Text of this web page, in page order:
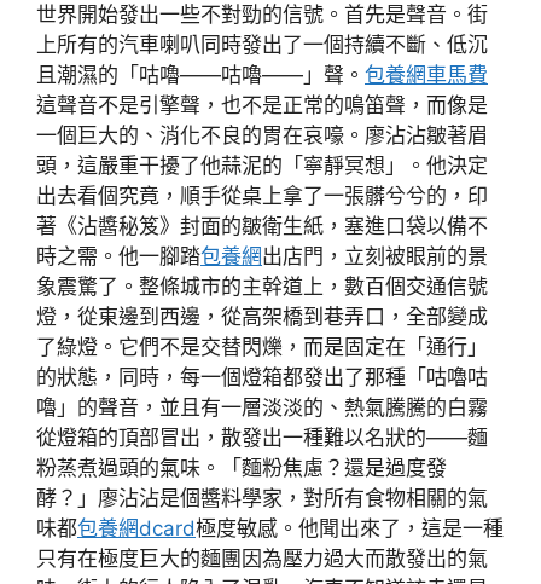
世界開始發出一些不對勁的信號。首先是聲音。街
上所有的汽車喇叭同時發出了一個持續不斷、低沉
且潮濕的「咕嚕——咕嚕——」聲。 包養網車馬費
這聲音不是引擎聲，也不是正常的鳴笛聲，而像是
一個巨大的、消化不良的胃在哀嚎。廖沾沾皺著眉
頭，這嚴重干擾了他蒜泥的「寧靜冥想」。他決定
出去看個究竟，順手從桌上拿了一張髒兮兮的，印
著《沾醬秘笈》封面的皺衛生紙，塞進口袋以備不
時之需。他一腳踏包養網出店門，立刻被眼前的景
象震驚了。整條城市的主幹道上，數百個交通信號
燈，從東邊到西邊，從高架橋到巷弄口，全部變成
了綠燈。它們不是交替閃爍，而是固定在「通行」
的狀態，同時，每一個燈箱都發出了那種「咕嚕咕
嚕」的聲音，並且有一層淡淡的、熱氣騰騰的白霧
從燈箱的頂部冒出，散發出一種難以名狀的——麵
粉蒸煮過頭的氣味。「麵粉焦慮？還是過度發
酵？」廖沾沾是個醬料學家，對所有食物相關的氣
味都包養網dcard極度敏感。他聞出來了，這是一種
只有在極度巨大的麵團因為壓力過大而散發出的氣